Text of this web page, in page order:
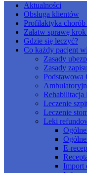
Aktualności
Obsługa klientów
Profilaktyka
Załatw sprawę
Gdzie się leczyć?
Co każdy pacjent
Zasady
Zasady
Podstawowa
Rehabilitacja
Leczenie
Leczenie
Leki
E-
Import